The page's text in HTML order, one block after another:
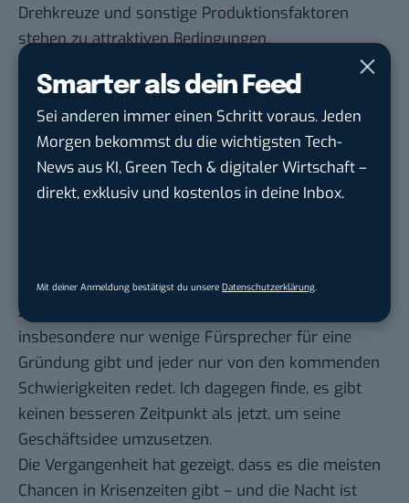
Smarter als dein Feed
Sei anderen immer einen Schritt voraus. Jeden
Morgen bekommst du die wichtigsten Tech-
News aus KI, Green Tech & digitaler Wirtschaft –
direkt, exklusiv und kostenlos in deine Inbox.
Mit deiner Anmeldung bestätigst du unsere Datenschutzerklärung.
Drehkreuze und sonstige Produktionsfaktoren
stehen zu attraktiven Bedingungen.
großer Auslöser von Veränderungen, denn es
wurde klar, dass ortsunabhängiges Arbeiten viel
weniger Aufwand bedeutet als oftmals
angenommen. Und die Pandemie hat die Welt für
wirtschaftliche Aktivitäten größer gemacht.
Unternehmensgründung zu befassen, wenn alle
Zeichen vordergründig dagegen sprechen, es
insbesondere nur wenige Fürsprecher für eine
Gründung gibt und jeder nur von den kommenden
Schwierigkeiten redet. Ich dagegen finde, es gibt
keinen besseren Zeitpunkt als jetzt, um seine
Geschäftsidee umzusetzen.
Die Vergangenheit hat gezeigt, dass es die meisten
Chancen in Krisenzeiten gibt – und die Nacht ist